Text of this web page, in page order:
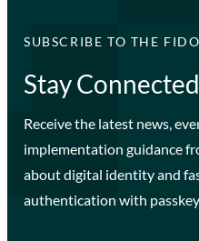
SUBSCRIBE TO THE
Stay
Receive the latest news,
implementation guidance
about digital identity and
authentication with